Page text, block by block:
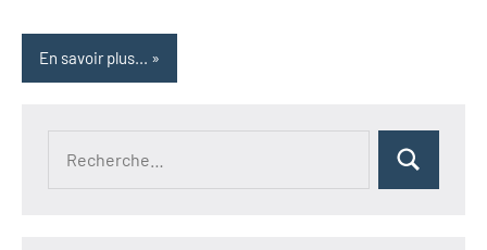
En savoir plus...
Rechercher